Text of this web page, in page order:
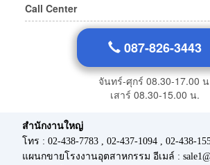
Call Center
087-826-3443
จันทร์-ศุกร์ 08.30-17.00
เสาร์ 08.30-15.00 น.
สำนักงานใหญ่
โทร : 02-438-7783 , 02-437-1094 , 02-438-
แผนกขายโรงงานอุตสาหกรรม อีเมล์ :